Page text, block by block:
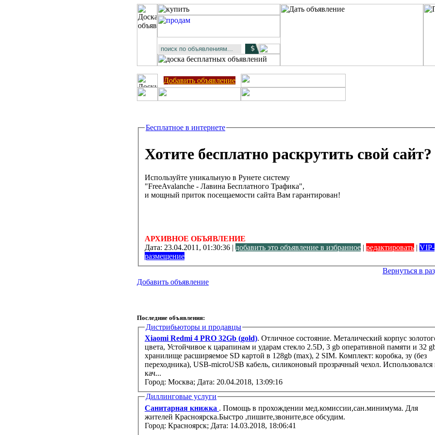
Добавить объявление
Бесплатное в интернете
Хотите бесплатно раскрутить свой сайт?
Используйте уникальную в Рунете систему
"FreeAvalanche - Лавина Бесплатного Трафика",
и мощный приток посещаемости сайта Вам гарантирован!
АРХИВНОЕ ОБЪЯВЛЕНИЕ
Дата: 23.04.2011, 01:30:36 | добавить это объявление в избранное редактировать
VIP-
размещение
Вернуться в
Добавить объявление
Последние объявления:
Дистрибьюторы и продавцы
Xiaomi Redmi 4 PRO 32Gb (gold). Отличное состояние. Металический корпус
цвета, Устойчивое к царапинам и ударам стекло 2.5D, 3 gb оперативной памяти и 32
хранилище расширяемое SD картой в 128gb (max), 2 SIM. Комплект: коробка, зу (без
переходника), USB-microUSB кабель, силиконовый прозрачный чехол. Использовался
кач...
Город: Москва; Дата: 20.04.2018, 13:09:16
Диллинговые услуги
Санитарная книжка . Помощь в прохождении мед.комиссии,сан.минимума. Для
жителей Красноярска.Быстро ,пишите,звоните,все обсудим.
Город: Красноярск; Дата: 14.03.2018, 18:06:41